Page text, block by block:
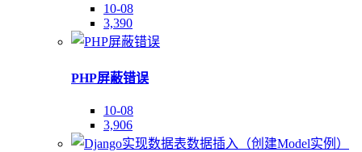
10-08
3,390
PHP屏蔽错误
10-08
3,906